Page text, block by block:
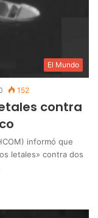
El Mundo
152
contra
informó que
letales» contra dos